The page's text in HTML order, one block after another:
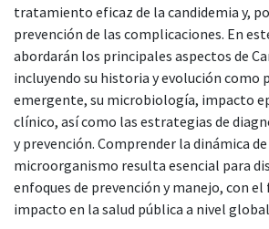
tratamiento eficaz de la candidemia y,
prevención de las complicaciones. En
abordarán los principales aspectos de
incluyendo su historia y evolución como
emergente, su microbiología, impacto
clínico, así como las estrategias de
y prevención. Comprender la dinámica
microorganismo resulta esencial para
enfoques de prevención y manejo, con el
impacto en la salud pública a nivel